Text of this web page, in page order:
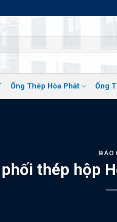
Ống Thép Hòa Phát Ống
BÁO
thép hộp